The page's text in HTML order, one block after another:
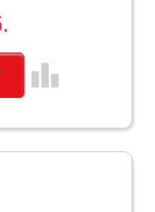
leaderboard